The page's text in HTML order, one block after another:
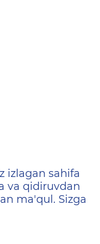
izlagan sahifa
va qidiruvdan
ma'qul. Sizga